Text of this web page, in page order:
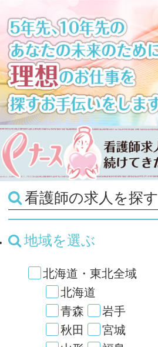
看護師の求人を探す
地域を選ぶ
北海道・東北全域
北海道
青森
岩手
秋田
宮城